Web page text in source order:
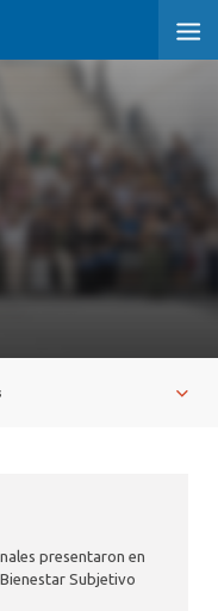
presentaron en
Subjetivo